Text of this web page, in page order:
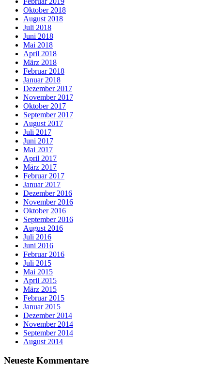
Oktober 2018
August 2018
Juli 2018
Juni 2018
Mai 2018
April 2018
März 2018
Februar 2018
Januar 2018
Dezember 2017
November 2017
Oktober 2017
September 2017
August 2017
Juli 2017
Juni 2017
Mai 2017
April 2017
März 2017
Februar 2017
Januar 2017
Dezember 2016
November 2016
Oktober 2016
September 2016
August 2016
Juli 2016
Juni 2016
Februar 2016
Juli 2015
Mai 2015
April 2015
März 2015
Februar 2015
Januar 2015
Dezember 2014
November 2014
September 2014
August 2014
Neueste Kommentare